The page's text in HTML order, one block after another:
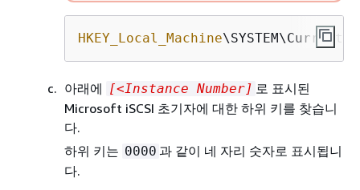
HKEY_Local_Machine
아래에 [<Instance Number] 로 표시된
Microsoft iSCSI 초기자에 대한 하위 키를 찾습니
다.
하위 키는 0000 과 같이 네 자리 숫자로 표시됩니
다.